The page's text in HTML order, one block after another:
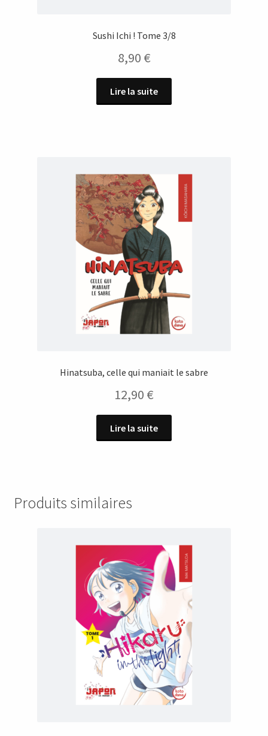
Sushi Ichi ! Tome 3/8
8,90 €
Lire la suite
Hinatsuba, celle qui maniait le sabre
12,90 €
Lire la suite
Produits similaires